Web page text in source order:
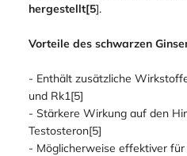
hergestellt[5].
Vorteile des schwarzen
- Enthält zusätzliche
und Rk1[5]
- Stärkere Wirkung auf den
Testosteron[5]
- Möglicherweise effektiver